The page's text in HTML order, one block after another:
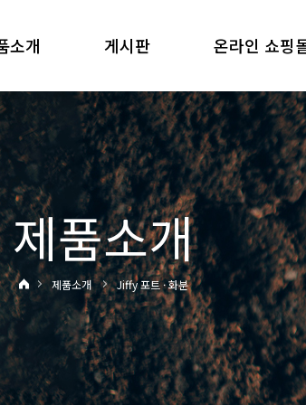
소개 게시판 온라인 쇼핑
제품소개
제품소개 Jiffy 포트 · 화분